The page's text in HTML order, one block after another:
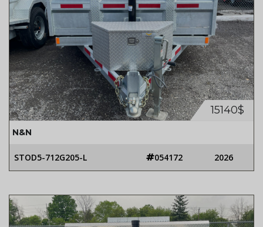
15140$
N&N
STOD5-712G205-L 054172 2026